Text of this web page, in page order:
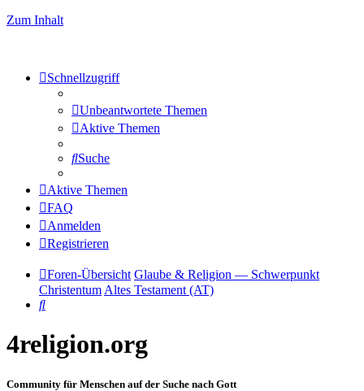
Zum Inhalt
Schnellzugriff
Unbeantwortete Themen
Aktive Themen
Suche
Aktive Themen
FAQ
Anmelden
Registrieren
Foren-Übersicht Glaube & Religion — Schwerpunkt
Christentum Altes Testament (AT)
Suche
4religion.org
Community für Menschen auf der Suche nach Gott